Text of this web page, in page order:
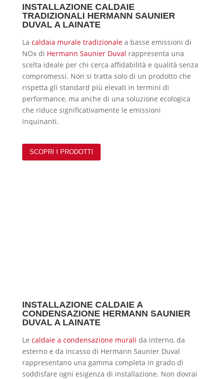
INSTALLAZIONE CALDAIE
TRADIZIONALI HERMANN SAUNIER
DUVAL A LAINATE
La caldaia murale tradizionalea basse emissioni di
NOx di Hermann Saunier Duval rappresenta una
scelta ideale per chi cerca affidabilità e qualità senza
compromessi. Non si tratta solo di un prodotto che
rispetta gli standard più elevati in termini di
performance, ma anche di una soluzione ecologica
che riduce significativamente le emissioni
inquinanti.
SCOPRI I PRODOTTI
INSTALLAZIONE CALDAIE A
CONDENSAZIONE HERMANN SAUNIER
DUVAL A LAINATE
Le caldaie a condensazione murali da interno, da
esterno e da incasso di Hermann Saunier Duval
rappresentano una gamma completa in grado di
soddisfare ogni esigenza di installazione. Non dovrai